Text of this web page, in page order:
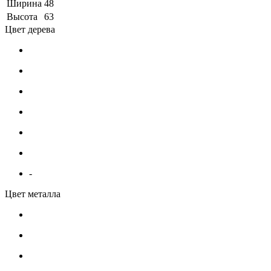
Ширина 48
Высота
63
Цвет дерева
-
Цвет металла